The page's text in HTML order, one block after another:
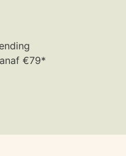
€79*